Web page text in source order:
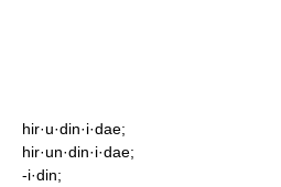
hir·u·din·i·dae;
hir·un·din·i·dae;
-i·din;